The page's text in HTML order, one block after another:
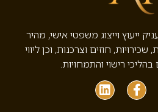
ייעוץ וייצוג משפטי אישי, מהיר
חוזים וצרכנות, וכן ליווי
בהליכי רישוי והתמחויות.